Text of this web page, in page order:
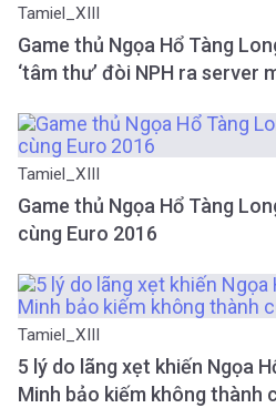
Tamiel_XIII
Game thủ Ngọa Hổ Tàng
‘tâm thư’ đòi NPH ra server
Tamiel_XIII
Game thủ Ngọa Hổ Tàng
cùng Euro 2016
Tamiel_XIII
5 lý do lãng xẹt khiến Ngọa
Minh bảo kiếm không thành